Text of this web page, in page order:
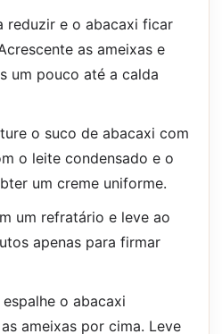
reduzir e o abacaxi ficar
as ameixas e
um pouco até a calda
o suco de abacaxi com
o leite condensado e o
um creme uniforme.
um refratário e leve ao
apenas para firmar
o abacaxi
ameixas por cima. Leve